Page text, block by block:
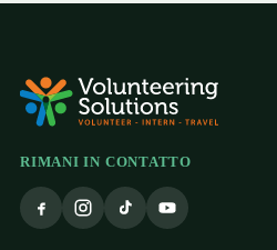
RIMANI IN CONTATTO